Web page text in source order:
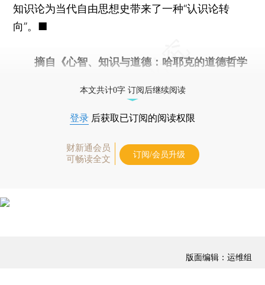
知识论为当代自由思想史带来了一种“认识论转
向”。■
摘自《心智、知识与道德：哈耶克的道德哲学
本文共计0字 订阅后继续阅读
登录 后获取已订阅的阅读权限
财新通会员
可畅读全文
订阅/会员升级
版面编辑：运维组